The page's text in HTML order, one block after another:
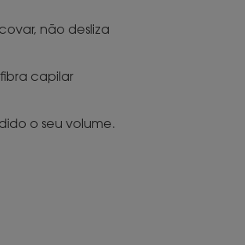
não desliza
capilar
o seu volume.